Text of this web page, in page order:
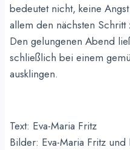
bedeutet nicht, keine
allem den nächsten Schritt
Den gelungenen Abend
schließlich bei einem
ausklingen.
Text: Eva-Maria Fritz
Bilder: Eva-Maria Fritz und